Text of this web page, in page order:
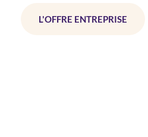
L'OFFRE ENTREPRISE